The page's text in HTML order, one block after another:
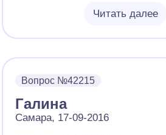
Читать далее
Вопрос №42215
Галина
Самара, 17-09-2016